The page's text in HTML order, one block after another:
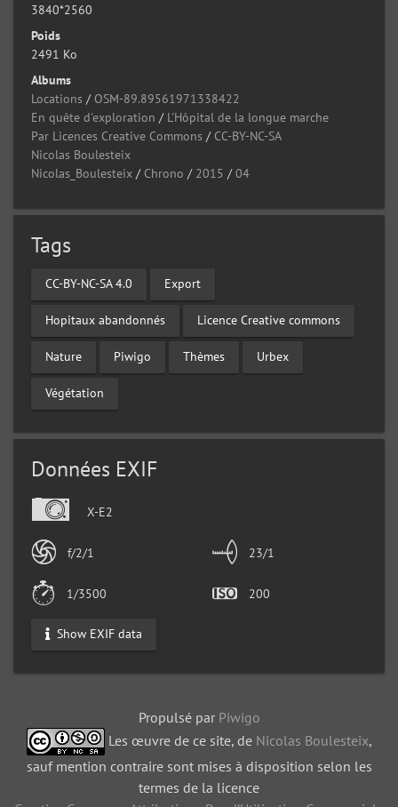
3840*2560
Poids
2491 Ko
Albums
Locations / OSM-89.89561971338422
En quête d'exploration / L'Hôpital de la longue marche
Par Licences Creative Commons / CC-BY-NC-SA
Nicolas Boulesteix
Nicolas_Boulesteix / Chrono / 2015 /04
Tags
CC-BY-NC-SA 4.0 Export
Hopitaux abandonnés Licence Creative commons
Nature Piwigo Thèmes Urbex
Végétation
Données EXIF
X-E2
f/2/1 23/1
1/3500 200
Show EXIF data
Propulsé par Piwigo
Les œuvre de ce site, de Nicolas Boulesteix,
sauf mention contraire sont mises à disposition selon les
termes de la licence